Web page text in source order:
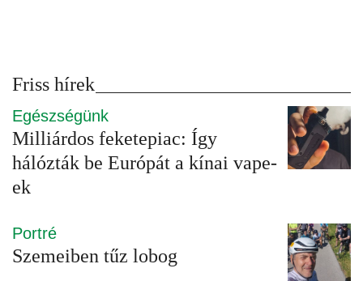
Friss hírek
Egészségünk
Milliárdos feketepiac: Így
hálózták be Európát a kínai vape-
ek
Portré
Szemeiben tűz lobog